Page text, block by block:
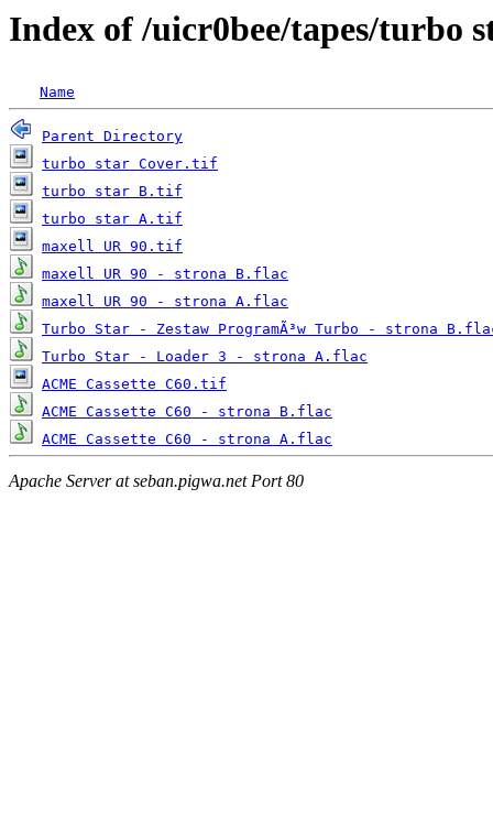
Index of /uicr0bee/tapes/turbo
Name
Parent Directory
turbo star Cover.tif
turbo star B.tif
turbo star A.tif
maxell UR 90.tif
maxell UR 90 - strona B.flac
maxell UR 90 - strona A.flac
Turbo Star - Zestaw ProgramÃ³w Turbo - strona
Turbo Star - Loader 3 - strona A.flac
ACME Cassette C60.tif
ACME Cassette C60 - strona B.flac
ACME Cassette C60 - strona A.flac
Apache Server at seban.pigwa.net Port 80